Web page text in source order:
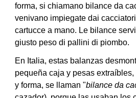
forma, si chiamano bilance da
venivano impiegate dai
cartucce a mano. Le bilance
giusto peso di pallini di piombo.
En Italia, estas balanzas
pequeña caja y pesas
y forma, se llaman "bilance da